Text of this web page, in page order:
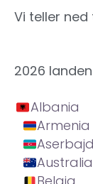
Vi teller ned
2026
Albania
Armenia
Australia